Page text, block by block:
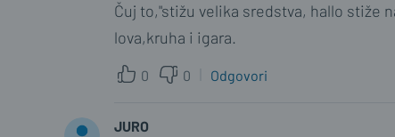
Čuj to,"stižu velika sredstva, hallo stiže
lova,kruha i igara.
0 0 Odgovori
JURO